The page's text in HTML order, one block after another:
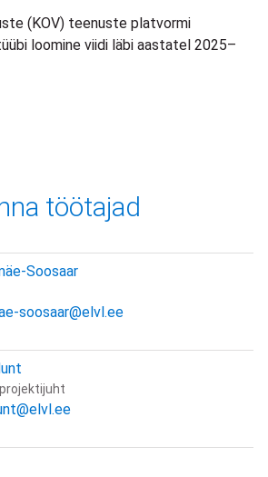
(KOV) teenuste platvormi
loomine viidi läbi aastatel 2025–
töötajad
Soosaar
soosaar@elvl.ee